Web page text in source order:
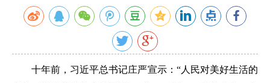
十年前，习近平总书记庄严宣示：“人民对美好生活的